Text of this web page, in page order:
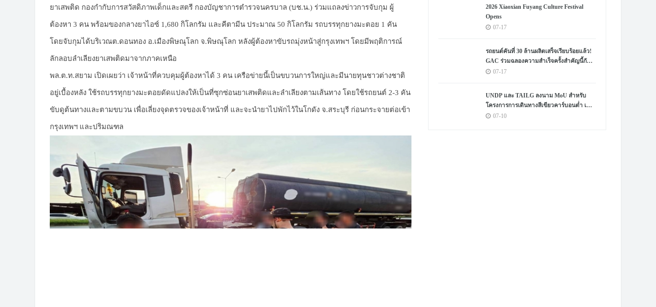
ยาเสพติด กองกำกับการสวัสดิภาพเด็กและสตรี กองบัญชาการตำรวจนครบาล (บช.น.) ร่วมแถลงข่าวการจับกุม ผู้
ต้องหา 3 คน พร้อมของกลางยาไอซ์ 1,680 กิโลกรัม และคีตามีน ประมาณ 50 กิโลกรัม รถบรรทุกยางมะตอย 1 คัน
โดยจับกุมได้บริเวณต.ดอนทอง อ.เมืองพิษณุโลก จ.พิษณุโลก หลังผู้ต้องหาขับรถมุ่งหน้าสู่กรุงเทพฯ โดยมีพฤติการณ์
ลักลอบลำเลียงยาเสพติดมาจากภาคเหนือ
พล.ต.ท.สยาม เปิดเผยว่า เจ้าหน้าที่ควบคุมผู้ต้องหาได้ 3 คน เครือข่ายนี้เป็นขบวนการใหญ่และมีนายทุนชาวต่างชาติ
อยู่เบื้องหลัง ใช้รถบรรทุกยางมะตอยดัดแปลงให้เป็นที่ซุกซ่อนยาเสพติดและลำเลียงตามเส้นทาง โดยใช้รถยนต์ 2-3 คัน
ขับดูต้นทางและตามขบวน เพื่อเลี่ยงจุดตรวจของเจ้าหน้าที่ และจะนำยาไปพักไว้ในโกดัง จ.สระบุรี ก่อนกระจายต่อเข้า
กรุงเทพฯ และปริมณฑล
2026 Xiaoxian Fuyang Culture Festival
Opens
07-17
รถยนต์คันที่ 30 ล้านผลิตเสร็จเรียบร้อยแล้ว!
GAC ร่วมฉลองความสำเร็จครั้งสำคัญนี้กับผู้
ใช้งานทั่วโลก
07-17
UNDP และ TAILG ลงนาม MoU สำหรับ
โครงการการเดินทางสีเขียวคาร์บอนต่ำ เพื่อ
ส่งเสริมการพัฒนาอย่างยั่งยืนในแอฟริกา
07-10